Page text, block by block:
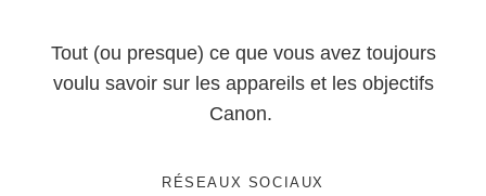
Tout (ou presque) ce que vous avez toujours
voulu savoir sur les appareils et les objectifs
Canon.
RÉSEAUX SOCIAUX